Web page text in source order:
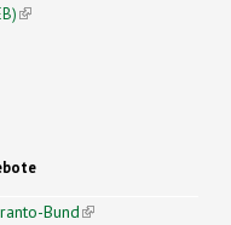
(link is external)
Bund(link is